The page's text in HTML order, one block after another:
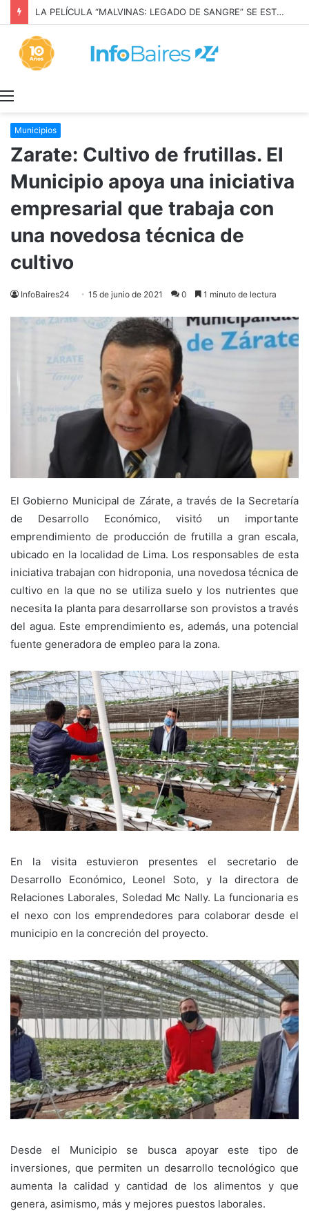
LA PELÍCULA “MALVINAS: LEGADO DE SANGRE” SE ESTRENARÁ EN PRIME VIDEO
Municipios
Zarate: Cultivo de frutillas. El
Municipio apoya una iniciativa
empresarial que trabaja con
una novedosa técnica de
cultivo
InfoBaires24 15 de junio de 2021 0 1 minuto de lectura
El Gobierno Municipal de Zárate, a través de la Secretaría
de Desarrollo Económico, visitó un importante
emprendimiento de producción de frutilla a gran escala,
ubicado en la localidad de Lima. Los responsables de esta
iniciativa trabajan con hidroponia, una novedosa técnica de
cultivo en la que no se utiliza suelo y los nutrientes que
necesita la planta para desarrollarse son provistos a través
del agua. Este emprendimiento es, además, una potencial
fuente generadora de empleo para la zona.
En la visita estuvieron presentes el secretario de
Desarrollo Económico, Leonel Soto, y la directora de
Relaciones Laborales, Soledad Mc Nally. La funcionaria es
el nexo con los emprendedores para colaborar desde el
municipio en la concreción del proyecto.
Desde el Municipio se busca apoyar este tipo de
inversiones, que permiten un desarrollo tecnológico que
aumenta la calidad y cantidad de los alimentos y que
genera, asimismo, más y mejores puestos laborales.